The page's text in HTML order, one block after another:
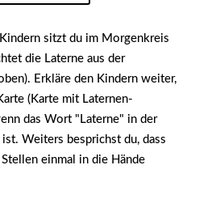
sitzt du im Morgenkreis
die Laterne aus der
Erkläre den Kindern weiter,
(Karte mit Laternen-
das Wort "Laterne" in der
Weiters besprichst du, dass
einmal in die Hände